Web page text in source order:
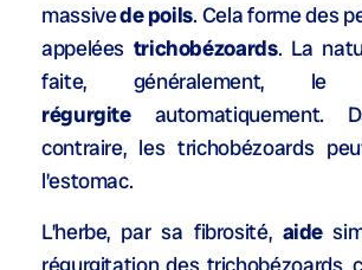
massivede poils. Cela forme des
appelées trichobézoards. La
faite, généralement,
régurgiteautomatiquement.
contraire, les trichobézoards
l’estomac.
L’herbe, par sa fibrosité, aide